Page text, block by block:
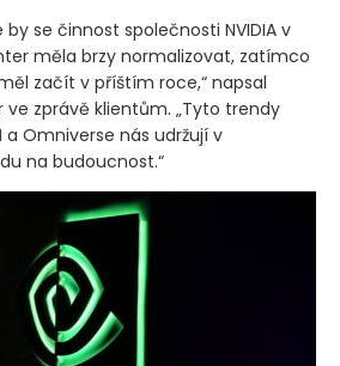
se činnost společnosti NVIDIA v
měla brzy normalizovat, zatímco
začít v příštím roce,“ napsal
ve zprávě klientům. „Tyto trendy
a Omniverse nás udržují v
na budoucnost.“